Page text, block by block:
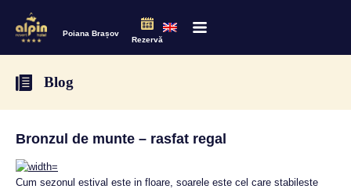
Poiana Brașov
Rezervă
Blog
Bronzul de munte – rasfat regal
Cum sezonul estival este in floare, soarele este cel care stabileste